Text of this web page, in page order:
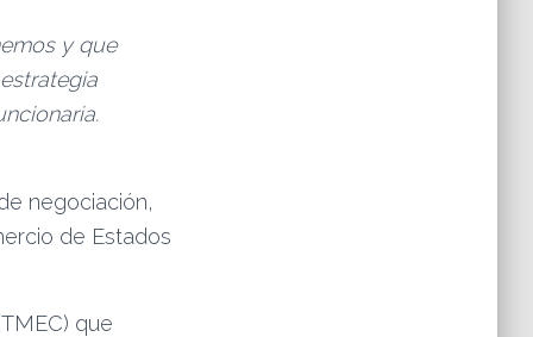
y que
negociación,
de Estados
que